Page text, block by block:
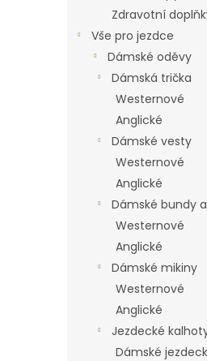
Zdravotní
Vše pro jezdce
Dámské oděvy
Dámská trička
Westernové
Anglické
Dámské vesty
Westernové
Anglické
Dámské bundy
Westernové
Anglické
Dámské mikiny
Westernové
Anglické
Jezdecké
Dámské